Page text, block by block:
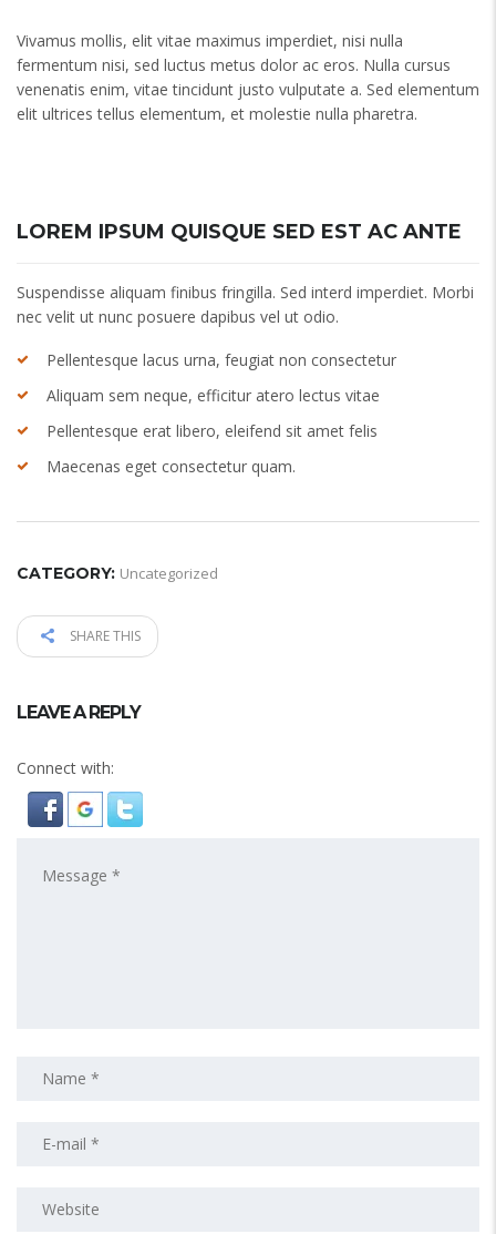
Vivamus mollis, elit vitae maximus imperdiet, nisi nulla
fermentum nisi, sed luctus metus dolor ac eros. Nulla cursus
venenatis enim, vitae tincidunt justo vulputate a. Sed elementum
elit ultrices tellus elementum, et molestie nulla pharetra.
LOREM IPSUM QUISQUE SED EST AC ANTE
Suspendisse aliquam finibus fringilla. Sed interd imperdiet. Morbi
nec velit ut nunc posuere dapibus vel ut odio.
Pellentesque lacus urna, feugiat non consectetur
Aliquam sem neque, efficitur atero lectus vitae
Pellentesque erat libero, eleifend sit amet felis
Maecenas eget consectetur quam.
CATEGORY: Uncategorized
SHARE THIS
LEAVE A REPLY
Connect with: